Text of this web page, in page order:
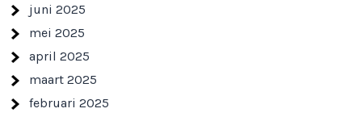
juni 2025
mei 2025
april 2025
maart 2025
februari 2025